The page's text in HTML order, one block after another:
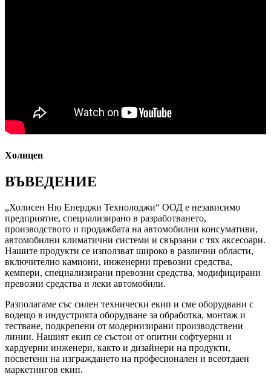
Холицен
ВЪВЕДЕНИЕ
„Холисен Ню Енерджи Технолоджи“ ООД е независимо
предприятие, специализирано в разработването,
производството и продажбата на автомобилни консумативи,
автомобилни климатични системи и свързани с тях аксесоари.
Нашите продукти се използват широко в различни области,
включително камиони, инженерни превозни средства,
кемпери, специализирани превозни средства, модифицирани
превозни средства и леки автомобили.
Разполагаме със силен технически екип и сме оборудвани с
водещо в индустрията оборудване за обработка, монтаж и
тестване, подкрепени от модернизирани производствени
линии. Нашият екип се състои от опитни софтуерни и
хардуерни инженери, както и дизайнери на продукти,
посветени на изграждането на професионален и всеотдаен
маркетингов екип.